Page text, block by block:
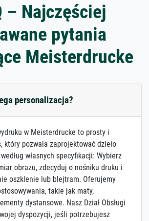
– Najczęściej
pytania
Meisterdrucke
personalizacja?
w Meisterdrucke to prosty i
który pozwala zaprojektować dzieło
własnych specyfikacji: Wybierz
obrazu, zdecyduj o nośniku druku i
oszklenie lub blejtram. Oferujemy
takie jak maty,
dystansowe. Nasz Dział Obsługi
dyspozycji, jeśli potrzebujesz